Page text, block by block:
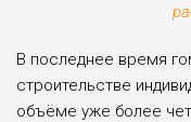
В последнее время
строительстве
объёме уже более